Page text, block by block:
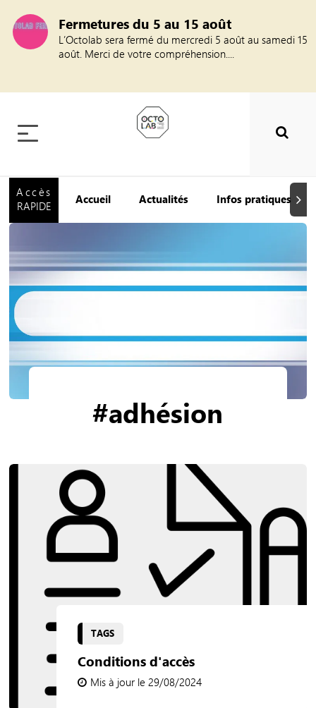
Fermetures du 5 au 15 août
L’Octolab sera fermé du mercredi 5 août au samedi 15
août. Merci de votre compréhension....
Accès
RAPIDE
Accueil Actualités Infos pratiques
#adhésion
TAGS
Conditions d'accès
Mis à jour le 29/08/2024